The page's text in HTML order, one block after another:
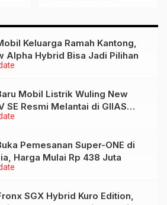
Keluarga Ramah Kantong,
Alpha Hybrid Bisa Jadi Pilihan
Mobil Listrik Wuling New
SE Resmi Melantai di GIIAS
Pemesanan Super-ONE di
Harga Mulai Rp 438 Juta
SGX Hybrid Kuro Edition,